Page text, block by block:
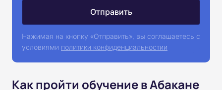
Нажимая на кнопку «Отправить», вы соглашаетесь с
условиями политики конфиденциальностии
Как пройти обучение в Абакане